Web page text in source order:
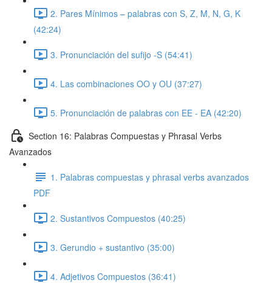
2. Pares Mínimos – palabras con S, Z, M, N, G, K
(42:24)
3. Pronunciación del sufijo -S (54:41)
4. Las combinaciones OO y OU (37:27)
5. Pronunciación de palabras con EE - EA (42:20)
Section 16: Palabras Compuestas y Phrasal Verbs
Avanzados
1. Palabras compuestas y phrasal verbs avanzados
PDF
2. Sustantivos Compuestos (40:25)
3. Gerundio + sustantivo (35:00)
4. Adjetivos Compuestos (36:41)